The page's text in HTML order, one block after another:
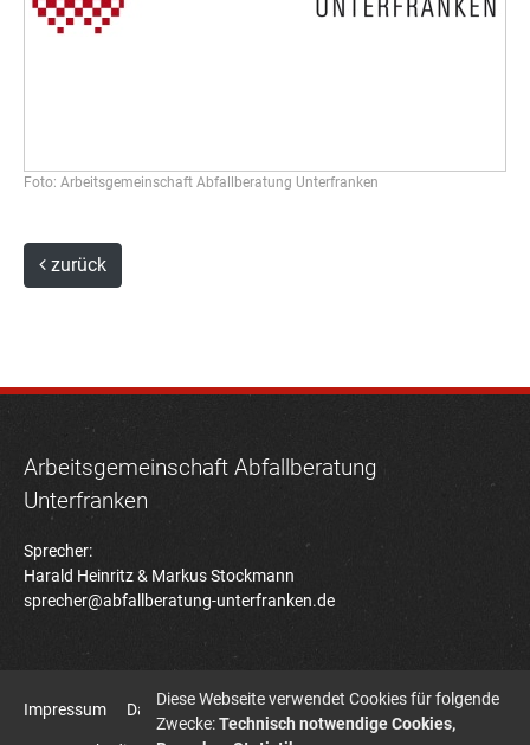
Foto: Arbeitsgemeinschaft Abfallberatung Unterfranken
zurück
Arbeitsgemeinschaft Abfallberatung
Unterfranken
Sprecher:
Harald Heinritz & Markus Stockmann
sprecher@abfallberatung-unterfranken.de
Impressum Datenschutz
Diese Webseite verwendet Cookies für folgende
Zwecke:Technisch notwendige Cookies,